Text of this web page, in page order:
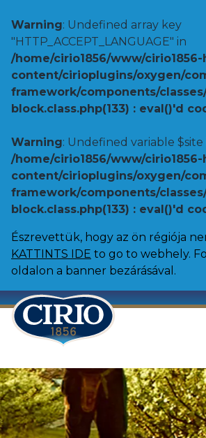
Warning: Undefined array key
"HTTP_ACCEPT_LANGUAGE" in
/home/cirio1856/www/
content/cirioplugins/oxygen/
framework/components/
block.class.php(133) : eval()'d
Warning: Undefined variable $site
/home/cirio1856/www/
content/cirioplugins/oxygen/
framework/components/
block.class.php(133) : eval()'d
Észrevettük, hogy az ön régiója
KATTINTS IDE to go to webhely.
oldalon a banner bezárásával.